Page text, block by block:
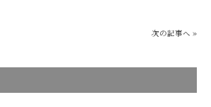
次の記事へ »